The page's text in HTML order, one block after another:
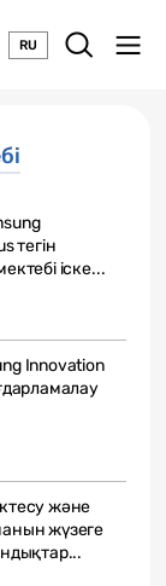
RU
тегін
іске...
Innovation
және
жүзеге